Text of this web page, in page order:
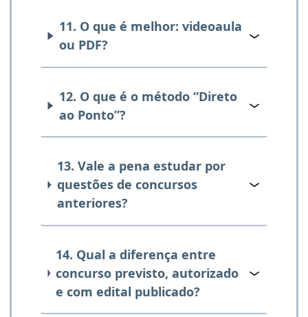
11. O que é melhor: videoaula
ou PDF?
12. O que é o método “Direto
ao Ponto”?
13. Vale a pena estudar por
questões de concursos
anteriores?
14. Qual a diferença entre
concurso previsto, autorizado
e com edital publicado?